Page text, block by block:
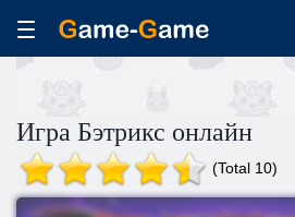
Игра Бэтрикс онлайн
(Total 10)